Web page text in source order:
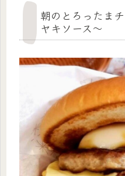
朝のとろったま
ヤキソース～